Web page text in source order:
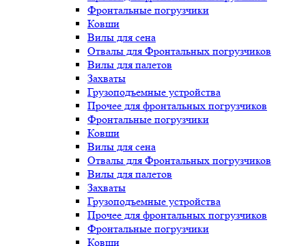
Фронтальные погрузчики
Ковши
Вилы для сена
Отвалы для Фронтальных погрузчиков
Вилы для палетов
Захваты
Грузоподъемные устройства
Прочее для фронтальных погрузчиков
Фронтальные погрузчики
Ковши
Вилы для сена
Отвалы для Фронтальных погрузчиков
Вилы для палетов
Захваты
Грузоподъемные устройства
Прочее для фронтальных погрузчиков
Фронтальные погрузчики
Ковши